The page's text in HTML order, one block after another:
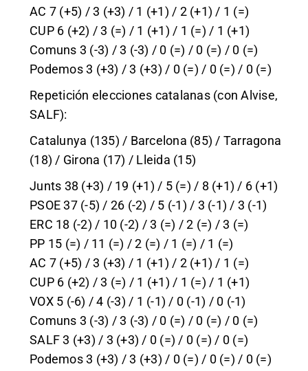
AC 7 (+5) / 3 (+3) / 1 (+1) / 2 (+1) / 1 (=)
CUP 6 (+2) / 3 (=) / 1 (+1) / 1 (=) / 1 (+1)
Comuns 3 (-3) / 3 (-3) / 0 (=) / 0 (=) / 0 (=)
Podemos 3 (+3) / 3 (+3) / 0 (=) / 0 (=) / 0 (=)
Repetición elecciones catalanas (con Alvise,
SALF):
Catalunya (135) / Barcelona (85) / Tarragona
(18) / Girona (17) / Lleida (15)
Junts 38 (+3) / 19 (+1) / 5 (=) / 8 (+1) / 6 (+1)
PSOE 37 (-5) / 26 (-2) / 5 (-1) / 3 (-1) / 3 (-1)
ERC 18 (-2) / 10 (-2) / 3 (=) / 2 (=) / 3 (=)
PP 15 (=) / 11 (=) / 2 (=) / 1 (=) / 1 (=)
AC 7 (+5) / 3 (+3) / 1 (+1) / 2 (+1) / 1 (=)
CUP 6 (+2) / 3 (=) / 1 (+1) / 1 (=) / 1 (+1)
VOX 5 (-6) / 4 (-3) / 1 (-1) / 0 (-1) / 0 (-1)
Comuns 3 (-3) / 3 (-3) / 0 (=) / 0 (=) / 0 (=)
SALF 3 (+3) / 3 (+3) / 0 (=) / 0 (=) / 0 (=)
Podemos 3 (+3) / 3 (+3) / 0 (=) / 0 (=) / 0 (=)